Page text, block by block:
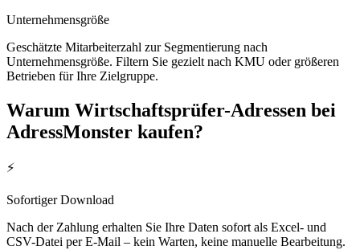
Unternehmensgröße
Geschätzte Mitarbeiterzahl zur Segmentierung nach
Unternehmensgröße. Filtern Sie gezielt nach KMU oder größeren
Betrieben für Ihre Zielgruppe.
Warum Wirtschaftsprüfer-Adressen bei
AdressMonster kaufen?
⚡
Sofortiger Download
Nach der Zahlung erhalten Sie Ihre Daten sofort als Excel- und
CSV-Datei per E-Mail – kein Warten, keine manuelle Bearbeitung.